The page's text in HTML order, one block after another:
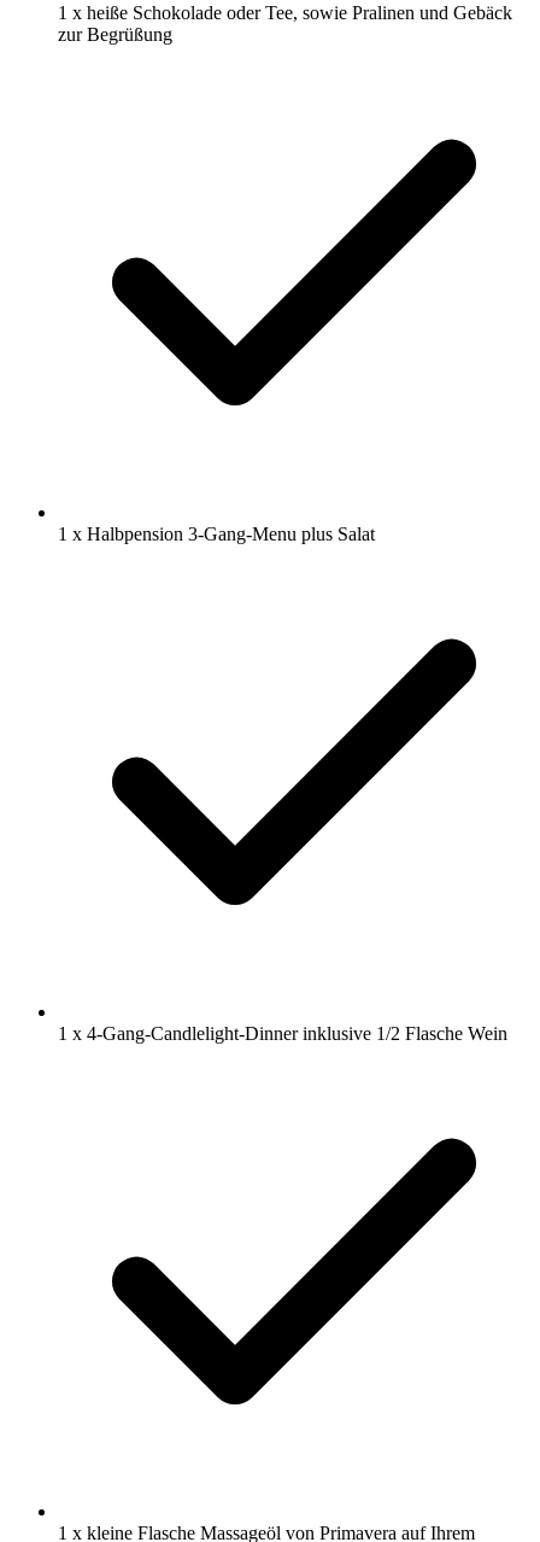
1 x heiße Schokolade oder Tee, sowie Pralinen und Gebäck
zur Begrüßung
1 x Halbpension 3-Gang-Menu plus Salat
1 x 4-Gang-Candlelight-Dinner inklusive 1/2 Flasche Wein
1 x kleine Flasche Massageöl von Primavera auf Ihrem